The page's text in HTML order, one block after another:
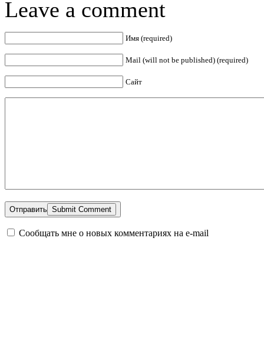
Leave a comment
Имя (required)
Mail (will not be published) (required)
Сайт
Отправить
Сообщать мне о новых комментариях на e-mail